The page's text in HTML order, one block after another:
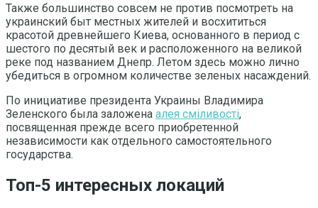
Также большинство совсем не против посмотреть на
украинский быт местных жителей и восхититься
красотой древнейшего Киева, основанного в период с
шестого по десятый век и расположенного на великой
реке под названием Днепр. Летом здесь можно лично
убедиться в огромном количестве зеленых насаждений.
По инициативе президента Украины Владимира
Зеленского была заложена алея сміливості,
посвященная прежде всего приобретенной
независимости как отдельного самостоятельного
государства.
Топ-5 интересных локаций